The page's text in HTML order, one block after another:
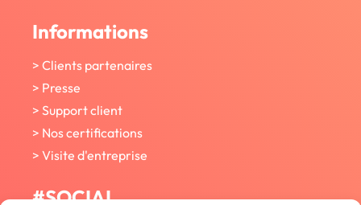
Informations
> Clients partenaires
> Presse
> Support client
> Nos certifications
> Visite d'entreprise
#SOCIAL